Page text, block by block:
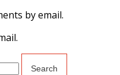
by email.